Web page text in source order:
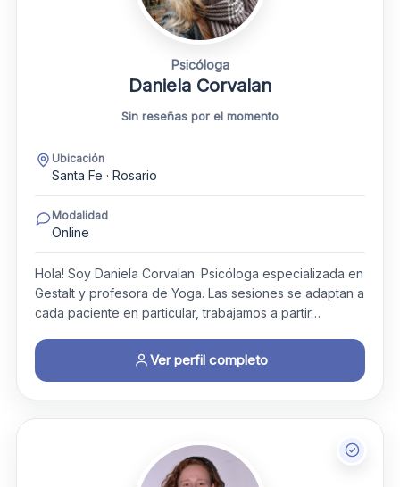
Psicóloga
Daniela Corvalan
Sin reseñas por el momento
Ubicación
Santa Fe · Rosario
Modalidad
Online
Hola! Soy Daniela Corvalan. Psicóloga especializada en
Gestalt y profesora de Yoga. Las sesiones se adaptan a
cada paciente en particular, trabajamos a partir…
Ver perfil completo